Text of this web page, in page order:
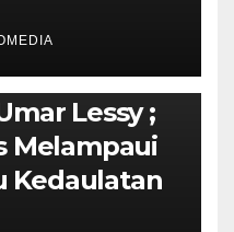
Ketua
Lessy ;
Melampaui
Kedaulatan